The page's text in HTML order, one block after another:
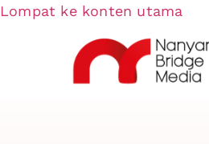
Lompat ke konten utama